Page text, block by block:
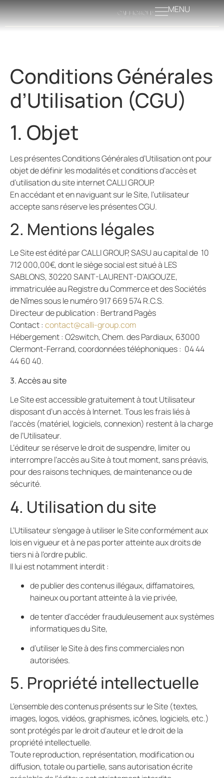
MENU
Conditions Générales
d’Utilisation (CGU)
1. Objet
Les présentes Conditions Générales d’Utilisation ont pour
objet de définir les modalités et conditions d’accès et
d’utilisation du site internet CALLI GROUP.
En accédant et en naviguant sur le Site, l’utilisateur
accepte sans réserve les présentes CGU.
2. Mentions légales
Le Site est édité par CALLI GROUP, SASU au capital de 10
712 000,00€, dont le siège social est situé à LES
SABLONS, 30220 SAINT-LAURENT-D’AIGOUZE,
immatriculée au Registre du Commerce et des Sociétés
de Nîmes sous le numéro 917 669 574 R.C.S.
Directeur de publication : Bertrand Pagès
Contact : contact@calli-group.com
Hébergement : O2switch, Chem. des Pardiaux, 63000
Clermont-Ferrand, coordonnées téléphoniques : 04 44
44 60 40.
3. Accès au site
Le Site est accessible gratuitement à tout Utilisateur
disposant d’un accès à Internet. Tous les frais liés à
l’accès (matériel, logiciels, connexion) restent à la charge
de l’Utilisateur.
L’éditeur se réserve le droit de suspendre, limiter ou
interrompre l’accès au Site à tout moment, sans préavis,
pour des raisons techniques, de maintenance ou de
sécurité.
4. Utilisation du site
L’Utilisateur s’engage à utiliser le Site conformément aux
lois en vigueur et à ne pas porter atteinte aux droits de
tiers ni à l’ordre public.
Il lui est notamment interdit :
de publier des contenus illégaux, diffamatoires,
haineux ou portant atteinte à la vie privée,
de tenter d’accéder frauduleusement aux systèmes
informatiques du Site,
d’utiliser le Site à des fins commerciales non
autorisées.
5. Propriété intellectuelle
L’ensemble des contenus présents sur le Site (textes,
images, logos, vidéos, graphismes, icônes, logiciels, etc.)
sont protégés par le droit d’auteur et le droit de la
propriété intellectuelle.
Toute reproduction, représentation, modification ou
diffusion, totale ou partielle, sans autorisation écrite